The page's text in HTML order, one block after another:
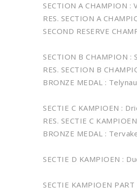
SECTION A CHAMPION
RES. SECTION A
SECOND RESERVE
SECTION B CHAMPION
RES. SECTION B
BRONZE MEDAL :
SECTIE C KAMPIOEN :
RES. SECTIE C
BRONZE MEDAL :
SECTIE D KAMPIOEN :
SECTIE KAMPIOEN